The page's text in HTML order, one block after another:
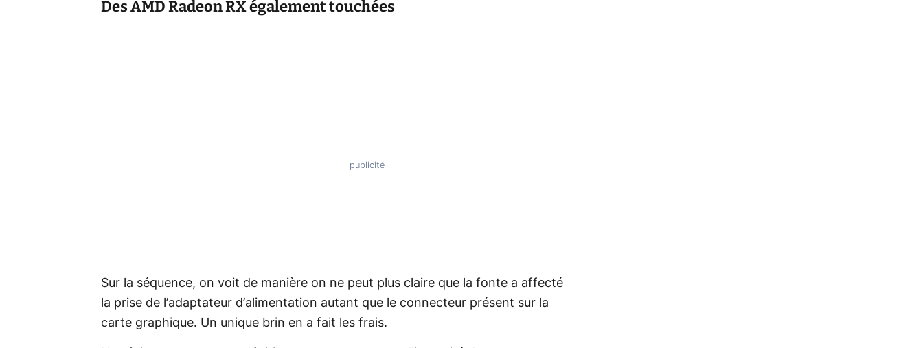
Des AMD Radeon RX également touchées
Sur la séquence, on voit de manière on ne peut plus claire que la fonte a affecté
la prise de l’adaptateur d’alimentation autant que le connecteur présent sur la
carte graphique. Un unique brin en a fait les frais.